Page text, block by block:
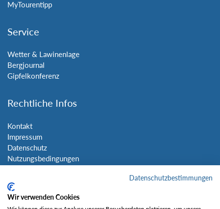
MyTourentipp
Service
Wetter & Lawinenlage
Bergjournal
Gipfelkonferenz
Rechtliche Infos
Kontakt
Impressum
Datenschutz
Nutzungsbedingungen
Social Media
Datenschutzbestimmungen
Wir verwenden Cookies